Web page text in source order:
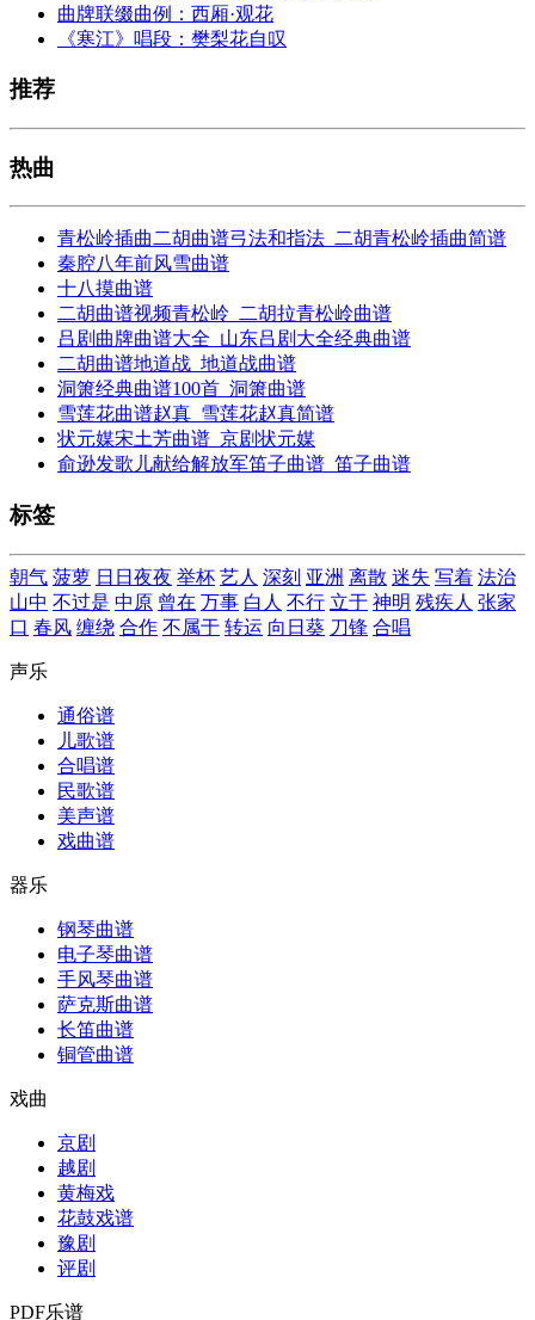
曲牌联缀曲例：西厢·观花
《寒江》唱段：樊梨花自叹
推荐
热曲
青松岭插曲二胡曲谱弓法和指法_二胡青松岭插曲简谱
秦腔八年前风雪曲谱
十八摸曲谱
二胡曲谱视频青松岭_二胡拉青松岭曲谱
吕剧曲牌曲谱大全_山东吕剧大全经典曲谱
二胡曲谱地道战_地道战曲谱
洞箫经典曲谱100首_洞箫曲谱
雪莲花曲谱赵真_雪莲花赵真简谱
状元媒宋土芳曲谱_京剧状元媒
俞逊发歌儿献给解放军笛子曲谱_笛子曲谱
标签
朝气 菠萝 日日夜夜 举杯 艺人 深刻 亚洲 离散 迷失 写着 法治
山中 不过是 中原 曾在 万事 白人 不行 立于 神明 残疾人 张家
口 春风 缠绕 合作 不属于 转运 向日葵 刀锋 合唱
声乐
通俗谱
儿歌谱
合唱谱
民歌谱
美声谱
戏曲谱
器乐
钢琴曲谱
电子琴曲谱
手风琴曲谱
萨克斯曲谱
长笛曲谱
铜管曲谱
戏曲
京剧
越剧
黄梅戏
花鼓戏谱
豫剧
评剧
PDF乐谱